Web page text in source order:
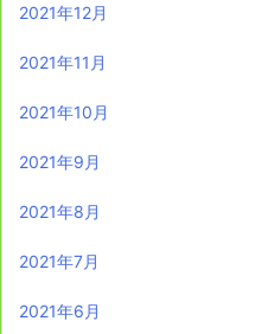
2021年12月
2021年11月
2021年10月
2021年9月
2021年8月
2021年7月
2021年6月